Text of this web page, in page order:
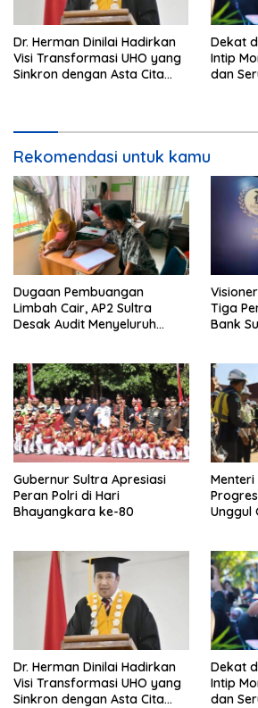
Dr. Herman Dinilai Hadirkan
Visi Transformasi UHO yang
Sinkron dengan Asta Cita
Dekat
Intip
dan
Rekomendasi untuk kamu
Dugaan Pembuangan
Limbah Cair, AP2 Sultra
Desak Audit Menyeluruh
Hukum
Tiga
Bank
Andri
Gubernur Sultra Apresiasi
Peran Polri di Hari
Bhayangkara ke-80
Unggul
Dr. Herman Dinilai Hadirkan
Visi Transformasi UHO yang
Sinkron dengan Asta Cita
Dekat
Intip
dan